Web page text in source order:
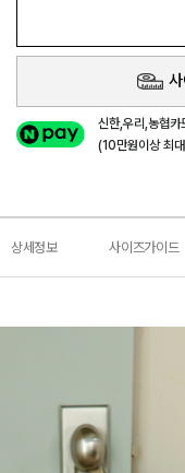
신한,우리,농협
(10만원이상 최
상세정보 사이즈가이드